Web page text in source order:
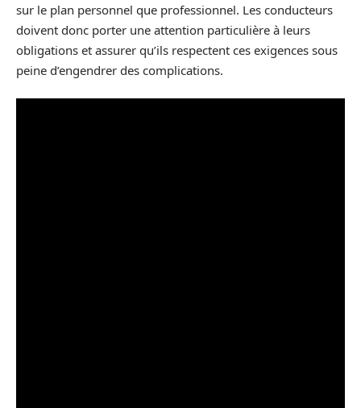
sur le plan personnel que professionnel. Les conducteurs
doivent donc porter une attention particulière à leurs
obligations et assurer qu’ils respectent ces exigences sous
peine d’engendrer des complications.